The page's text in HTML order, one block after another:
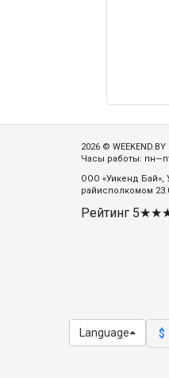
2026 © WEEKEND.BY
Часы работы:
ООО «Уикенд Бай»,
райисполкомом
Рейтинг 5
Language $